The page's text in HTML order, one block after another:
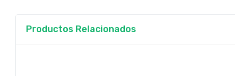
Productos Relacionados